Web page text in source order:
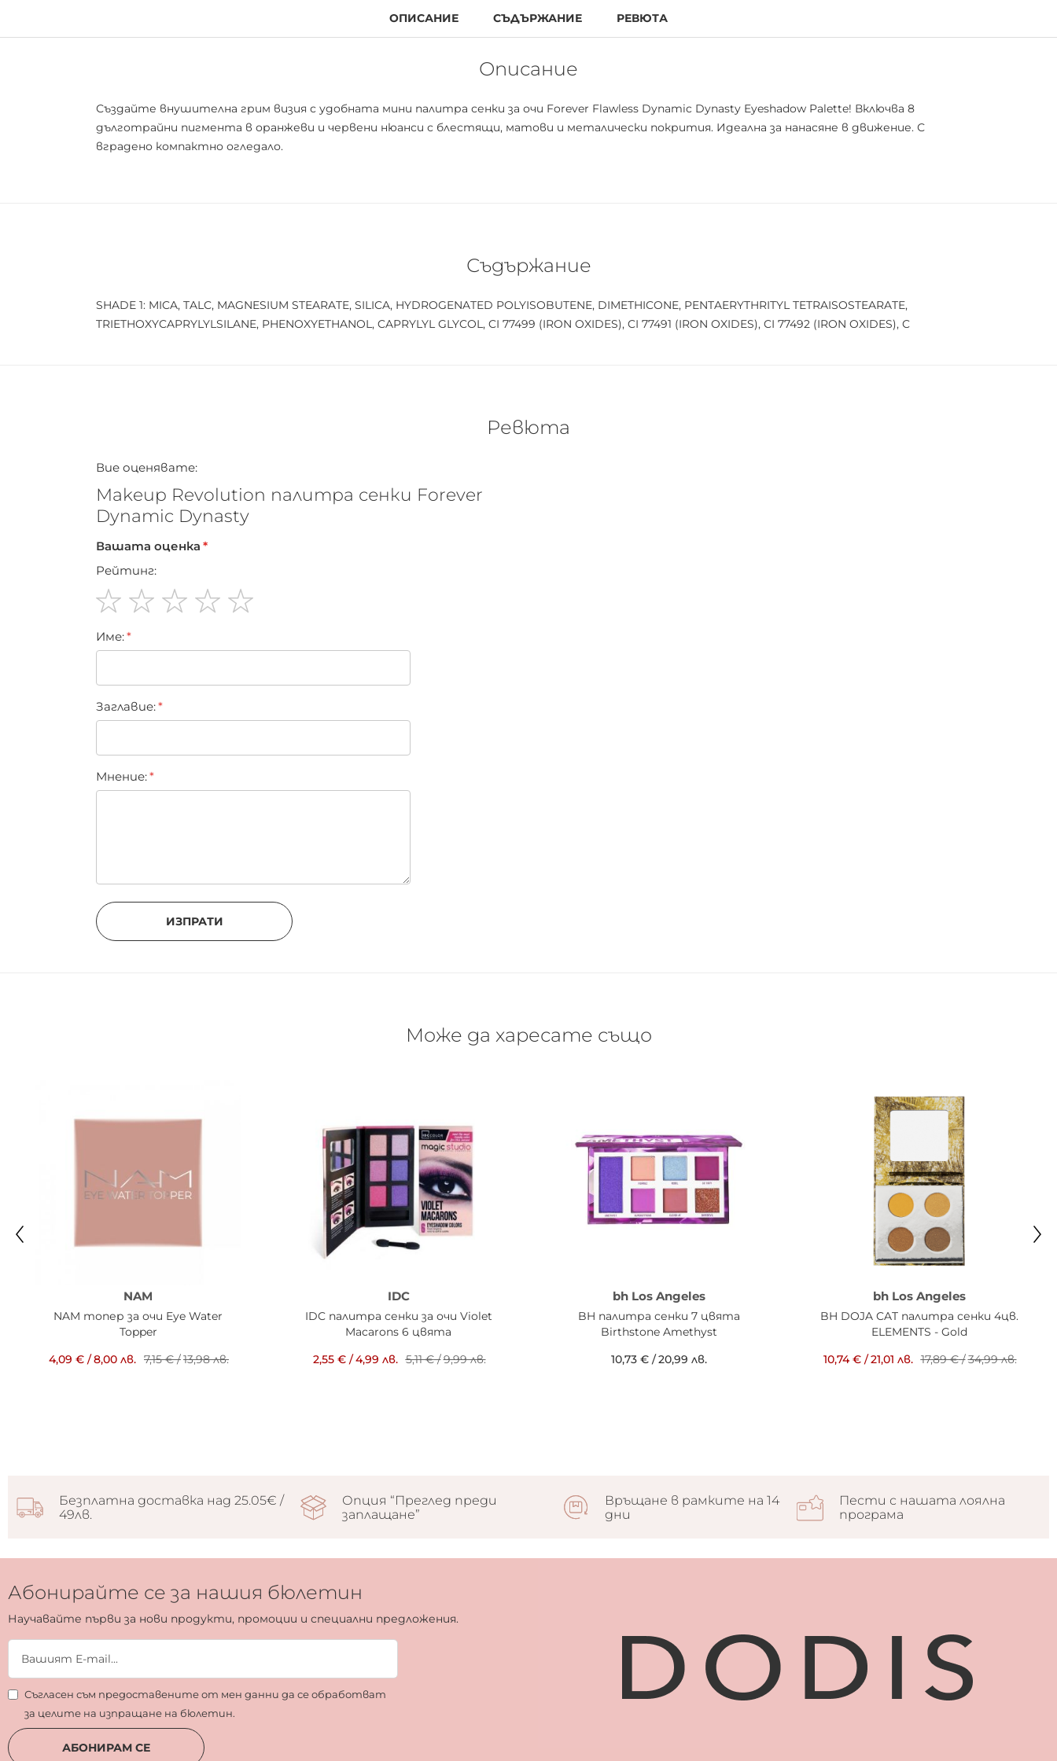
ОПИСАНИЕ СЪДЪРЖАНИЕ РЕВЮТА
Описание
Създайте внушителна грим визия с удобнaта мини палитрa сенки за очи Forever Flawless Dynamic Dynasty Eyeshadow Palette! Включва 8
дълготрайни пигмента в оранжеви и червени нюанси с блестящи, матови и металически покрития. Идеалнa за нанасяне в движение. С
вградено компактно огледало.
Съдържание
SHADE 1: MICA, TALC, MAGNESIUM STEARATE, SILICA, HYDROGENATED POLYISOBUTENE, DIMETHICONE, PENTAERYTHRITYL TETRAISOSTEARATE,
TRIETHOXYCAPRYLYLSILANE, PHENOXYETHANOL, CAPRYLYL GLYCOL, CI 77499 (IRON OXIDES), CI 77491 (IRON OXIDES), CI 77492 (IRON OXIDES), C
Ревюта
Вие оценявате:
Мakeup Revolution палитра сенки Forever
Dynamic Dynasty
Вашата оценка
Рейтинг:
star
stars
stars
stars
stars
Име:
Заглавиe:
Мнение:
ИЗПРАТИ
Може да харесате също
NAM
NAM топер за очи Eye Water
Topper
4,09 € /8,00 лв. 7,15 €/13,98 лв.
IDC
IDC палитра сенки за очи Violet
Macarons 6 цвята
2,55 €/4,99 лв. 5,11 €/9,99 лв.
bh Los Angeles
BH палитра сенки 7 цвята
Birthstone Amethyst
10,73 €/20,99 лв.
bh Los Angeles
BH DOJA CAT палитра сенки 4цв.
ELEMENTS - Gold
10,74 €/21,01 лв. 17,89 €/34,99 лв.
Безплатна доставка над 25.05€ /
49лв.
Опция “Преглед преди
заплащане”
Връщане в рамките на 14
дни
Пести с нашата лоялна
програма
Абонирайте се за нашия бюлетин
Научавайте първи за нови продукти, промоции и специални предложения.
Съгласен съм предоставените от мен данни да се обработват
за целите на изпращане на бюлетин.
АБОНИРАМ СЕ